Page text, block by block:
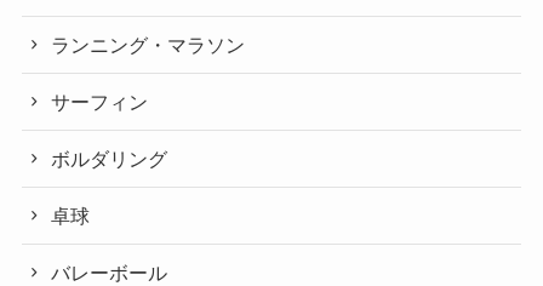
ランニング・マラソン
サーフィン
ボルダリング
卓球
バレーボール